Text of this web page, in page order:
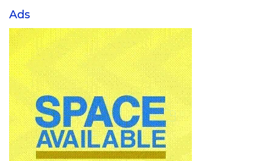
Ads